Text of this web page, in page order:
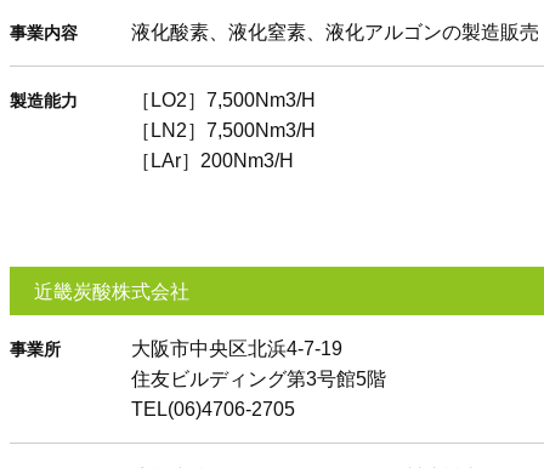
事業内容 液化酸素、液化窒素、液化アルゴンの製造販売
製造能力
［LO2］7,500Nm3/H
［LN2］7,500Nm3/H
［LAr］200Nm3/H
近畿炭酸株式会社
事業所
大阪市中央区北浜4-7-19
住友ビルディング第3号館5階
TEL(06)4706-2705